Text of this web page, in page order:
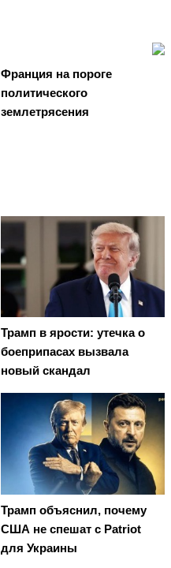
Франция на пороге
политического
землетрясения
Трамп в ярости: утечка о
боеприпасах вызвала
новый скандал
Трамп объяснил, почему
США не спешат с Patriot
для Украины